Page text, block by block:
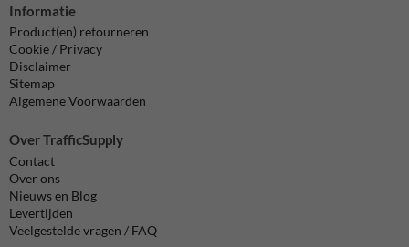
Informatie
Product(en) retourneren
Cookie / Privacy
Disclaimer
Sitemap
Algemene Voorwaarden
Over TrafficSupply
Contact
Over ons
Nieuws en Blog
Levertijden
Veelgestelde vragen / FAQ